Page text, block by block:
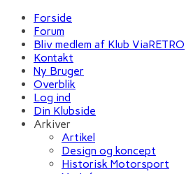
Forside
Forum
Bliv medlem af Klub ViaRETRO
Kontakt
Ny Bruger
Overblik
Log ind
Din Klubside
Arkiver
Artikel
Design og koncept
Historisk Motorsport